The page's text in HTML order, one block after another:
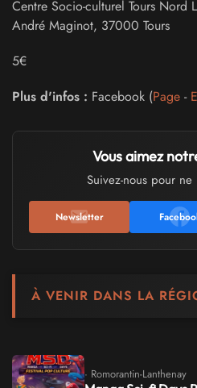
Centre Socio-culturel Tours Nord
André Maginot, 37000 Tours
5€
Plus d'infos : Facebook (Page -
Vous aimez
Suivez-nous pour
Newsletter
À VENIR DANS LA
· Romorantin-Lanthenay